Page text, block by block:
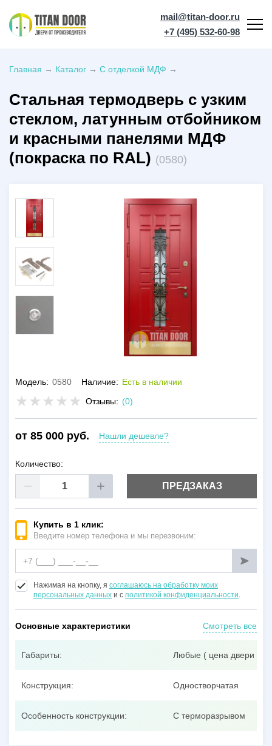
mail@titan-door.ru
+7 (495) 532-60-98
Главная → Каталог → С отделкой МДФ →
Стальная термодверь с узким
стеклом, латунным отбойником
и красными панелями МДФ
(покраска по RAL) (0580)
Модель: 0580 Наличие: Есть в наличии
Отзывы: (0)
от 85 000 руб. Нашли дешевле?
Количество:
ПРЕДЗАКАЗ
Купить в 1 клик:
Введите номер телефона и мы перезвоним:
Нажимая на кнопку, я соглашаюсь на обработку моих
персональных данных и с политикой конфиденциальности.
Основные характеристики Смотреть все
Габариты: Любые ( цена двери
Конструкция: Одностворчатая
Особенность конструкции: С терморазрывом